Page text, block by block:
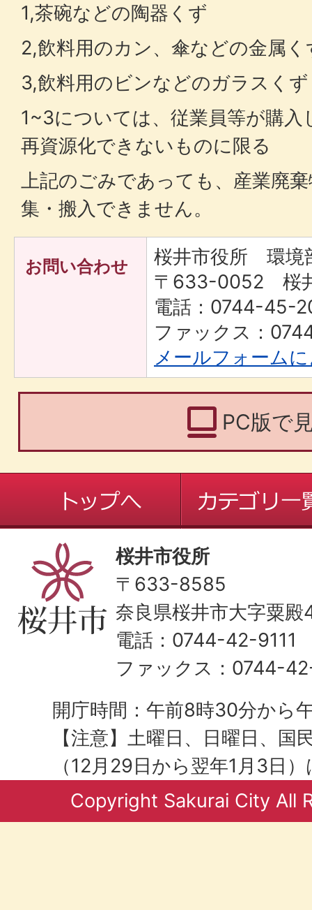
1,茶碗などの陶器くず
2,飲料用のカン、傘などの金属く
3,飲料用のビンなどのガラスくず
1~3については、従業員等が購
再資源化できないものに限る
上記のごみであっても、産業廃
集・搬入できません。
お問い合わせ
桜井市役所 環
〒633-0052 桜
電話：0744-45-
ファックス：
メールフォーム
PC版で
桜井市役所
〒633-8585
奈良県桜井市大字粟
電話：0744-42-9111
ファックス：0744-
開庁時間：午前8時30分から
【注意】土曜日、日曜日、国
（12月29日から翌年1月3日
Copyright Sakurai City All